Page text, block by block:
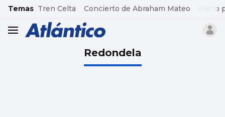
common.go-to-content
Temas Tren Celta Concierto de Abraham Mateo Pacto
header.menu.open
Redondela